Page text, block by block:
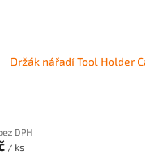
Držák nářadí Tool Holder
DPH
/ ks